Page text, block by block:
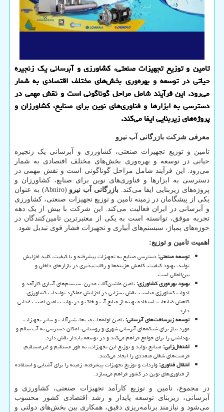
تامین و توزیع تجهیزات صنعتی، کشاورزی و آبرسانی یک زنجیره
حیاتی در توسعه و بهره‌وری بخش‌های مختلف اقتصادی به شمار
می‌رود. این فرآیند شامل مراحل گوناگونی است و نقش مهمی در
دسترسی به ابزارها و فناوری‌های نوین برای صنایع، کشاورزان و
پروژه‌های زیربنایی ایفا می‌کند.
معرفی شرکت بازرگانی آب نیرو
تامین و توزیع تجهیزات صنعتی، کشاورزی و آبرسانی یک زنجیره
حیاتی در توسعه و بهره‌وری بخش‌های مختلف اقتصادی به شمار
می‌رود. این فرآیند شامل مراحل گوناگونی است و نقش مهمی در
دسترسی به ابزارها و فناوری‌های نوین برای صنایع، کشاورزان و
پروژه‌های زیربنایی ایفا می‌کند.بازرگانی آب نیرو (Abniro) به عنوان
یکی از پیشگامان در زمینه تامین و توزیع تجهیزات صنعتی، کشاورزی
و آبرسانی در ایران فعالیت می‌کند. این شرکت با بیش از یک دهه
تجربه موفق، توانسته است به یکی از معتبرترین تامین‌کنندگان در
حوزه‌های پمپاژ، سیستم‌های آبیاری و تجهیزات فشار قوی تبدیل شود.
اهمیت تامین و توزیع:
توسعه صنعتی:دسترسی صنایع به تجهیزات پیشرفته و با کیفیت، کلید افزایش
تولید، بهبود کیفیت، کاهش هزینه‌ها و رقابت‌پذیری در بازارهای داخلی و
بین‌المللی است.
بهبود بهره‌وری کشاورزی:تامین ماشین‌آلات مدرن، سیستم‌های آبیاری کارآمد و
ادوات کشاورزی مناسب، نقش بسزایی در افزایش عملکرد تولیدات کشاورزی،
کاهش ضایعات، استفاده بهینه از منابع آب و خاک و در نهایت تامین امنیت غذایی
دارد.
توسعه زیرساخت‌های آبرسانی:تامین لوله‌ها، پمپ‌ها، شیرآلات و سایر تجهیزات
مورد نیاز برای شبکه‌های آبرسانی شهری و روستایی، امکان دسترسی به آب سالم و
بهداشتی را برای جوامع فراهم می‌کند و در توسعه پایدار نقش دارد.
اشتغال‌زایی: صنایع تولید و توزیع این تجهیزات، به طور مستقیم و غیرمستقیم،
فرصت‌های شغلی متعددی را ایجاد می‌کنند.
انتقال فناوری:واردات و توزیع تجهیزات پیشرفته، زمینه را برای آشنایی و استفاده
از فناوری‌های نوین در کشور فراهم می‌سازد.
در مجموع، تامین و توزیع کارآمد تجهیزات صنعتی، کشاورزی و
آبرسانی، زیربنای توسعه پایدار و رشد اقتصادی کشور محسوب
می‌شود و نیازمند برنامه‌ریزی دقیق، همکاری بین بخش‌های دولتی و